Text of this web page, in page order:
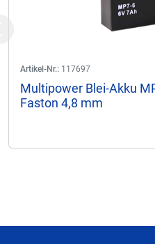
Artikel-Nr.: 117697
Multipower Blei-Akku
Faston 4,8 mm